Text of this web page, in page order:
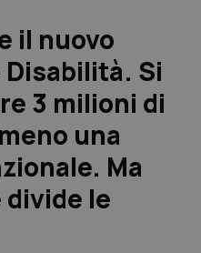
il nuovo
Si
3 milioni di
una
Ma
le